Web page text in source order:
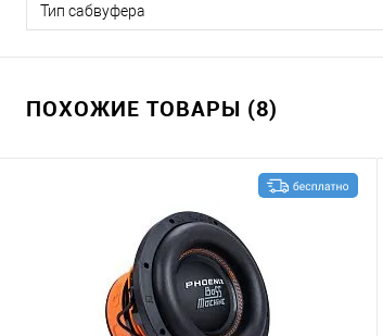
Тип сабвуфера
ПОХОЖИЕ ТОВАРЫ (8)